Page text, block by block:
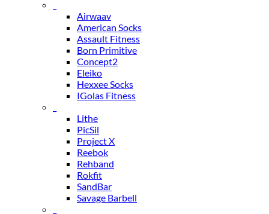
Airwaav
American Socks
Assault Fitness
Born Primitive
Concept2
Eleiko
Hexxee Socks
IGolas Fitness
Lithe
PicSil
Project X
Reebok
Rehband
Rokfit
SandBar
Savage Barbell